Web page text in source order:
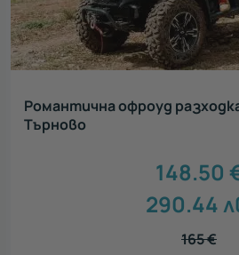
Романтична офроуд
Търново
148.50
290.44
165€